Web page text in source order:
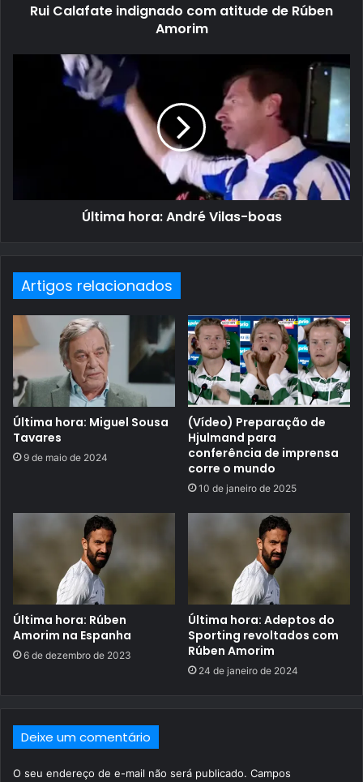
Rui Calafate indignado com atitude de Rúben
Amorim
Última hora: André Vilas-boas
Artigos relacionados
Última hora: Miguel Sousa
Tavares
9 de maio de 2024
(Vídeo) Preparação de
Hjulmand para
conferência de imprensa
corre o mundo
10 de janeiro de 2025
Última hora: Rúben
Amorim na Espanha
6 de dezembro de 2023
Última hora: Adeptos do
Sporting revoltados com
Rúben Amorim
24 de janeiro de 2024
Deixe um comentário
O seu endereço de e-mail não será publicado. Campos